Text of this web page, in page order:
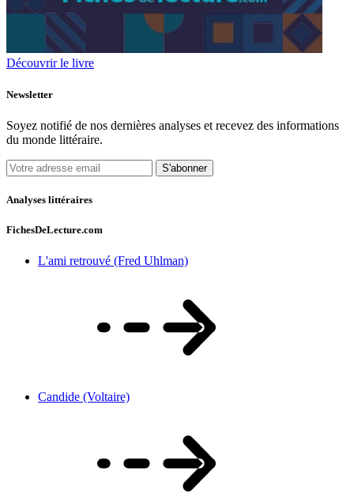
Découvrir le livre
Newsletter
Soyez notifié de nos dernières analyses et recevez des informations
du monde littéraire.
S'abonner
Analyses littéraires
FichesDeLecture.com
L'ami retrouvé (Fred Uhlman)
Candide (Voltaire)